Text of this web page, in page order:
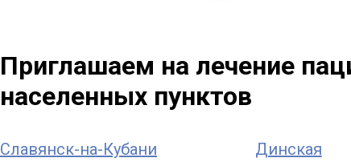
стоматолог-терапевт
Приглашаем на лечение
населенных пунктов
Славянск-на-Кубани Динская